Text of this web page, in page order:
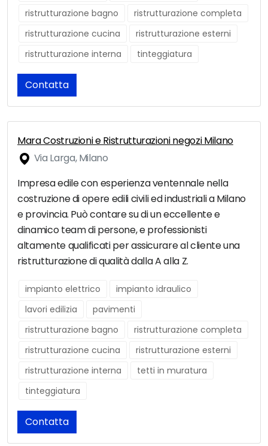
ristrutturazione bagno
ristrutturazione completa
ristrutturazione cucina
ristrutturazione esterni
ristrutturazione interna
tinteggiatura
Contatta
Mara Costruzioni e Ristrutturazioni negozi Milano
Via Larga, Milano
Impresa edile con esperienza ventennale nella
costruzione di opere edili civili ed industriali a Milano
e provincia. Può contare su di un eccellente e
dinamico team di persone, e professionisti
altamente qualificati per assicurare al cliente una
ristrutturazione di qualità dalla A alla Z.
impianto elettrico
impianto idraulico
lavori edilizia
pavimenti
ristrutturazione bagno
ristrutturazione completa
ristrutturazione cucina
ristrutturazione esterni
ristrutturazione interna
tetti in muratura
tinteggiatura
Contatta